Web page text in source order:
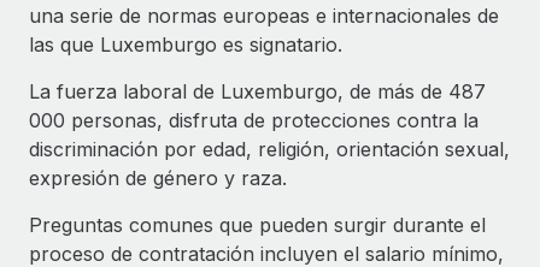
Pregunta a un experto
Obtén ayuda de gente experta en RR. HH. globales
y cumplimiento normativo.
Comprobaciones de antecedentes
Simplifica los procesos de cribado de candidatos.
Cumplimiento normativo
Adelántate a los riesgos de cumplimiento
CASOS PRÁCTICOS
Consulta todos los recursos
BLOG
Nómina global
Contractor Management
una serie de normas europeas e internacionales de
las que Luxemburgo es signatario.
La fuerza laboral de Luxemburgo, de más de 487
000 personas, disfruta de protecciones contra la
discriminación por edad, religión, orientación sexual,
expresión de género y raza.
Preguntas comunes que pueden surgir durante el
proceso de contratación incluyen el salario mínimo,